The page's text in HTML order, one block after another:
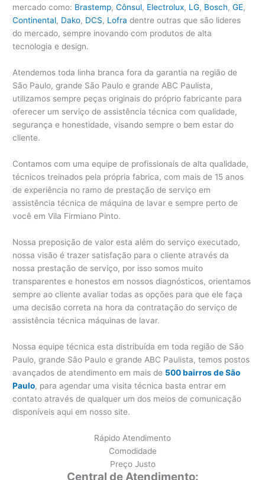
mercado como: Brastemp,Cônsul, Electrolux, LG, Bosch,GE,
Continental, Dako, DCS, Lofra dentre outras que são lideres
do mercado, sempre inovando com produtos de alta
tecnologia e design.
Atendemos toda linha branca fora da garantia na região de
São Paulo, grande São Paulo e grande ABC Paulista,
utilizamos sempre peças originais do próprio fabricante para
oferecer um serviço de assistência técnica com qualidade,
segurança e honestidade, visando sempre o bem estar do
cliente.
Contamos com uma equipe de profissionais de alta qualidade,
técnicos treinados pela própria fabrica, com mais de 15 anos
de experiência no ramo de prestação de serviço em
assistência técnica de máquina de lavar e sempre perto de
você em Vila Firmiano Pinto.
Nossa preposição de valor esta além do serviço executado,
nossa visão é trazer satisfação para o cliente através da
nossa prestação de serviço, por isso somos muito
transparentes e honestos em nossos diagnósticos, orientamos
sempre ao cliente avaliar todas as opções para que ele faça
uma decisão correta na hora da contratação do serviço de
assistência técnica máquinas de lavar.
Nossa equipe técnica esta distribuída em toda região de São
Paulo, grande São Paulo e grande ABC Paulista, temos postos
avançados de atendimento em mais de 500 bairros de São
Paulo, para agendar uma visita técnica basta entrar em
contato através de qualquer um dos meios de comunicação
disponíveis aqui em nosso site.
Rápido Atendimento
Comodidade
Preço Justo
Central de Atendimento: